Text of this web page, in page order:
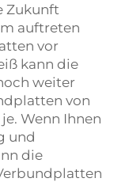
Zukunft
auftreten
vor
kann die
weiter
von
Wenn Ihnen
und
die